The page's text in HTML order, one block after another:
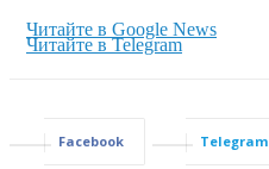
Читайте в Google News
Читайте в Telegram
Facebook Telegram